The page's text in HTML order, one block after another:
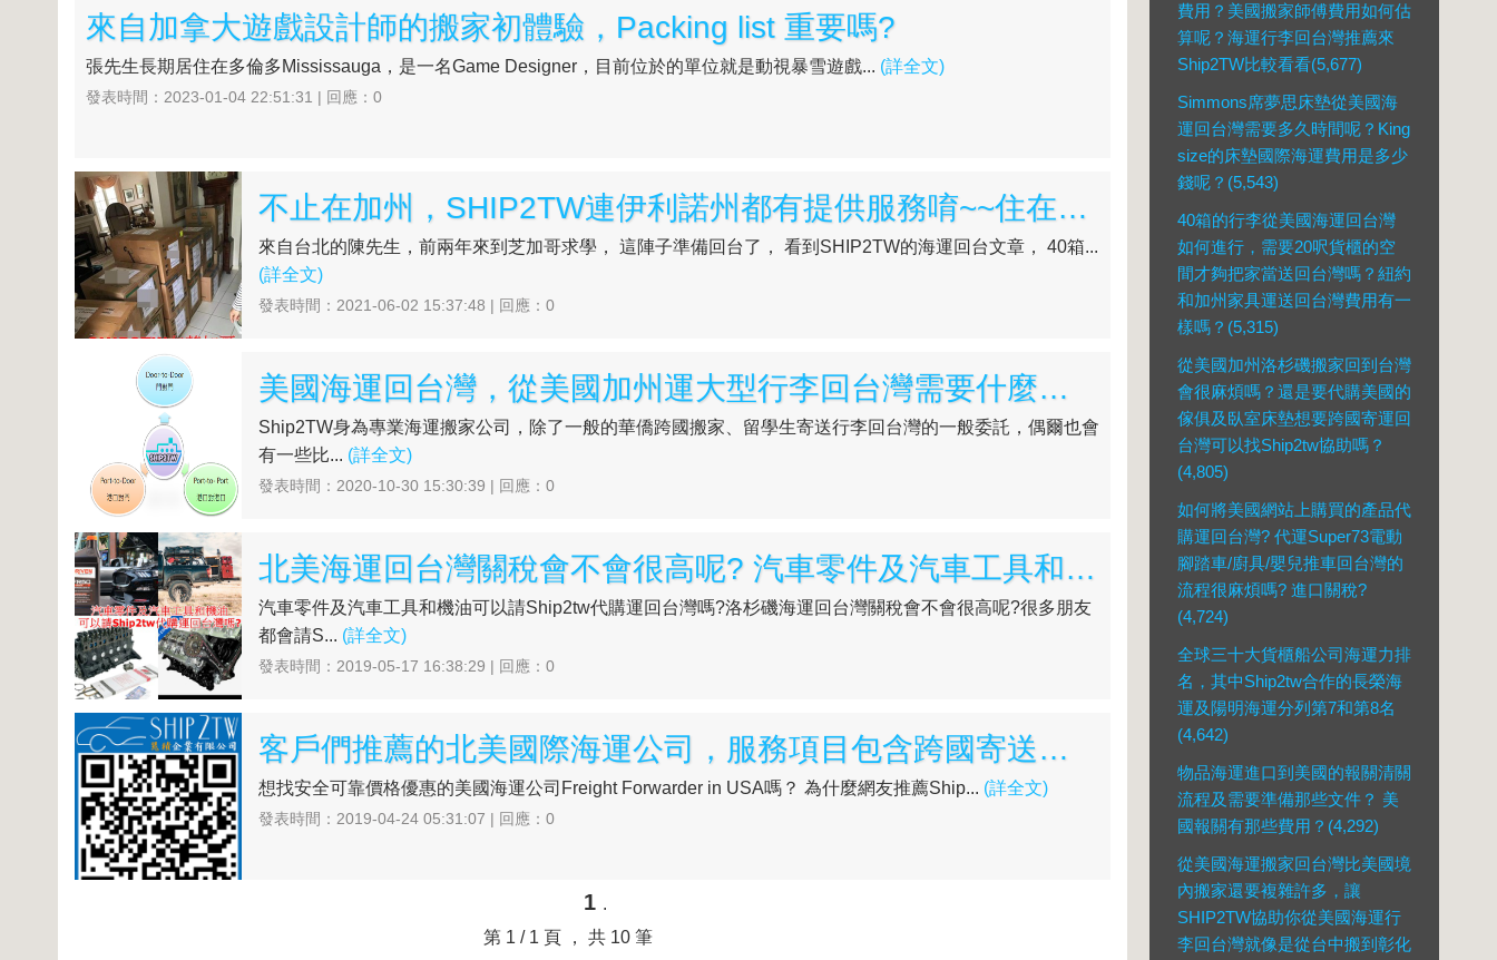
來自加拿大遊戲設計師的搬家初體驗，Packing list 重要嗎?
張先生長期居住在多倫多Mississauga，是一名Game Designer，目前位於的單位就是動視暴雪遊戲... (詳全文)
發表時間：2023-01-04 22:51:31 | 回應：0
不止在加州，SHIP2TW連伊利諾州都有提供服務唷~~住在芝加哥的陳先生有海運行李回台的需求，找上SHIP2TW協助
來自台北的陳先生，前兩年來到芝加哥求學， 這陣子準備回台了， 看到SHIP2TW的海運回台文章， 40箱...
(詳全文)
發表時間：2021-06-02 15:37:48 | 回應：0
美國海運回台灣，從美國加州運大型行李回台灣需要什麼文件呢?美國搬家回台灣流程說明
Ship2TW身為專業海運搬家公司，除了一般的華僑跨國搬家、留學生寄送行李回台灣的一般委託，偶爾也會
有一些比... (詳全文)
發表時間：2020-10-30 15:30:39 | 回應：0
北美海運回台灣關稅會不會很高呢? 汽車零件及汽車工具和機油可以請Ship2tw代購運回台灣嗎?
汽車零件及汽車工具和機油可以請Ship2tw代購運回台灣嗎?洛杉磯海運回台灣關稅會不會很高呢?很多朋友
都會請S... (詳全文)
發表時間：2019-05-17 16:38:29 | 回應：0
客戶們推薦的北美國際海運公司，服務項目包含跨國寄送汽車、貨運私人後送行李、貨櫃搬家、跨國代購..等船運服務
想找安全可靠價格優惠的美國海運公司Freight Forwarder in USA嗎？ 為什麼網友推薦Ship... (詳全文)
發表時間：2019-04-24 05:31:07 | 回應：0
1 .
第 1 / 1 頁 ， 共 10 筆
費用？美國搬家師傅費用如何估
算呢？海運行李回台灣推薦來
Ship2TW比較看看(5,677)
Simmons席夢思床墊從美國海
運回台灣需要多久時間呢？King
size的床墊國際海運費用是多少
錢呢？(5,543)
40箱的行李從美國海運回台灣
如何進行，需要20呎貨櫃的空
間才夠把家當送回台灣嗎？紐約
和加州家具運送回台灣費用有一
樣嗎？(5,315)
從美國加州洛杉磯搬家回到台灣
會很麻煩嗎？還是要代購美國的
傢俱及臥室床墊想要跨國寄運回
台灣可以找Ship2tw協助嗎？
(4,805)
如何將美國網站上購買的產品代
購運回台灣? 代運Super73電動
腳踏車/廚具/嬰兒推車回台灣的
流程很麻煩嗎? 進口關稅?
(4,724)
全球三十大貨櫃船公司海運力排
名，其中Ship2tw合作的長榮海
運及陽明海運分列第7和第8名
(4,642)
物品海運進口到美國的報關清關
流程及需要準備那些文件？ 美
國報關有那些費用？(4,292)
從美國海運搬家回台灣比美國境
內搬家還要複雜許多，讓
SHIP2TW協助你從美國海運行
李回台灣就像是從台中搬到彰化